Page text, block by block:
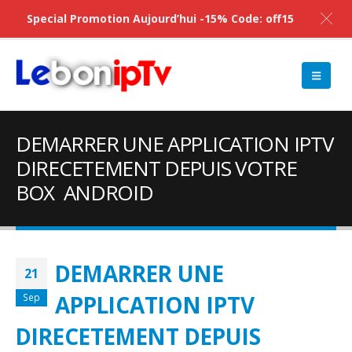
DEMARRER UNE APPLICATION IPTV
DIRECETEMENT DEPUIS VOTRE
BOX ANDROID
21
Sep
DEMARRER UNE
APPLICATION IPTV
DIRECETEMENT DEPUIS
Special Promotion Aujourd’hui -15% Code: off15